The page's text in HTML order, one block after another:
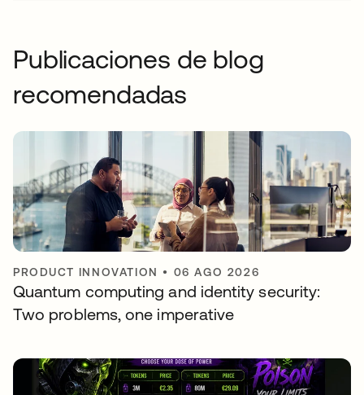
Publicaciones de blog
recomendadas
PRODUCT INNOVATION • 06 AGO 2026
Quantum computing and identity security:
Two problems, one imperative